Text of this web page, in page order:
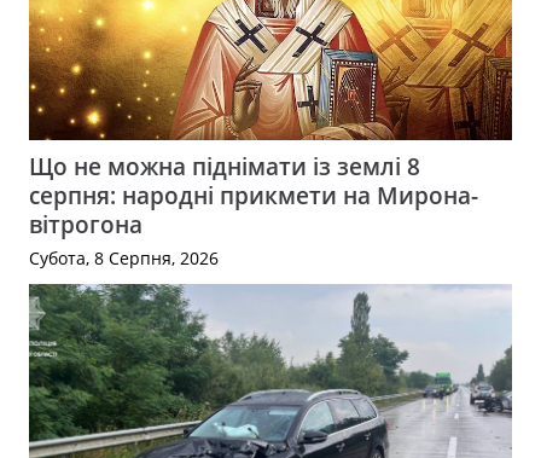
Що не можна піднімати із землі 8
серпня: народні прикмети на Мирона-
вітрогона
Субота, 8 Серпня, 2026